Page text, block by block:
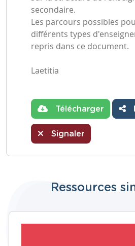
secondaire.
Les parcours possibles
différents types
repris dans ce document.
Laetitia
Télécharger
Signaler
Ressources